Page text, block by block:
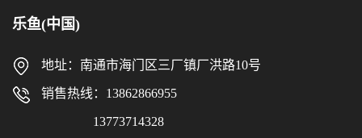
乐鱼(中国)
地址：南通市海门区三厂镇厂洪路10号
销售热线：13862866955
13773714328